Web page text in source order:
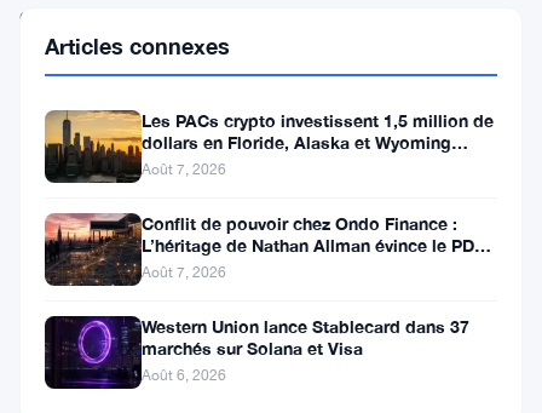
cadre
d’un
plus
large
marché
d’une
activité
accrue
Articles connexes
Les PACs crypto investissent 1,5 million de
dollars en Floride, Alaska et Wyoming
après un revers au Michigan
Août 7, 2026
Conflit de pouvoir chez Ondo Finance :
L’héritage de Nathan Allman évince le PDG
Ian De Bode le 24 juillet
Août 7, 2026
Western Union lance Stablecard dans 37
marchés sur Solana et Visa
Août 6, 2026